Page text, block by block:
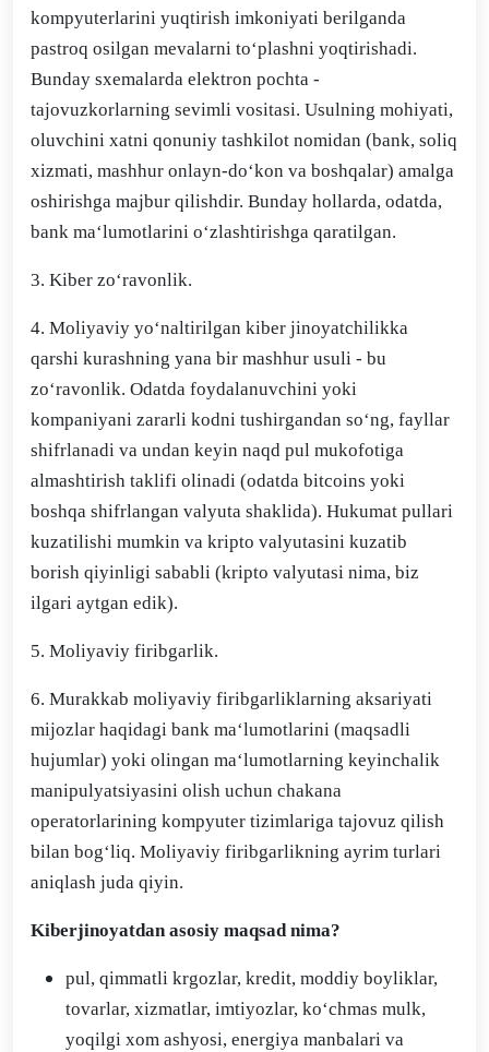
kompyuterlarini yuqtirish imkoniyati berilganda
pastroq osilgan mevalarni to‘plashni yoqtirishadi.
Bunday sxemalarda elektron pochta -
tajovuzkorlarning sevimli vositasi. Usulning mohiyati,
oluvchini xatni qonuniy tashkilot nomidan (bank, soliq
xizmati, mashhur onlayn-do‘kon va boshqalar) amalga
oshirishga majbur qilishdir. Bunday hollarda, odatda,
bank ma‘lumotlarini o‘zlashtirishga qaratilgan.
3. Kiber zo‘ravonlik.
4. Moliyaviy yo‘naltirilgan kiber jinoyatchilikka
qarshi kurashning yana bir mashhur usuli - bu
zo‘ravonlik. Odatda foydalanuvchini yoki
kompaniyani zararli kodni tushirgandan so‘ng, fayllar
shifrlanadi va undan keyin naqd pul mukofotiga
almashtirish taklifi olinadi (odatda bitcoins yoki
boshqa shifrlangan valyuta shaklida). Hukumat pullari
kuzatilishi mumkin va kripto valyutasini kuzatib
borish qiyinligi sababli (kripto valyutasi nima, biz
ilgari aytgan edik).
5. Moliyaviy firibgarlik.
6. Murakkab moliyaviy firibgarliklarning aksariyati
mijozlar haqidagi bank ma‘lumotlarini (maqsadli
hujumlar) yoki olingan ma‘lumotlarning keyinchalik
manipulyatsiyasini olish uchun chakana
operatorlarining kompyuter tizimlariga tajovuz qilish
bilan bog‘liq. Moliyaviy firibgarlikning ayrim turlari
aniqlash juda qiyin.
Kiberjinoyatdan asosiy maqsad nima?
pul, qimmatli krgozlar, kredit, moddiy boyliklar,
tovarlar, xizmatlar, imtiyozlar, ko‘chmas mulk,
yoqilgi xom ashyosi, energiya manbalari va